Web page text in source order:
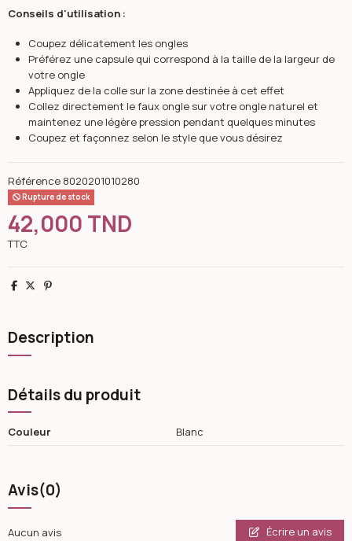
Conseils d'utilisation :
Coupez délicatement les ongles
Préférez une capsule qui correspond à la taille de la largeur de
votre ongle
Appliquez de la colle sur la zone destinée à cet effet
Collez directement le faux ongle sur votre ongle naturel et
maintenez une légère pression pendant quelques minutes
Coupez et façonnez selon le style que vous désirez
Référence 8020201010280
Rupture de stock
42,000 TND
TTC
Partager
TweetPinterest
Description
Détails du produit
Couleur Blanc
Avis(0)
Aucun avis Écrire un avis